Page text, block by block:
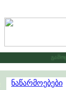
ნაწარმოებები